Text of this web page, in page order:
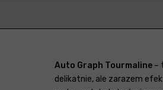
Auto Graph Tourmaline –
delikatnie, ale zarazem